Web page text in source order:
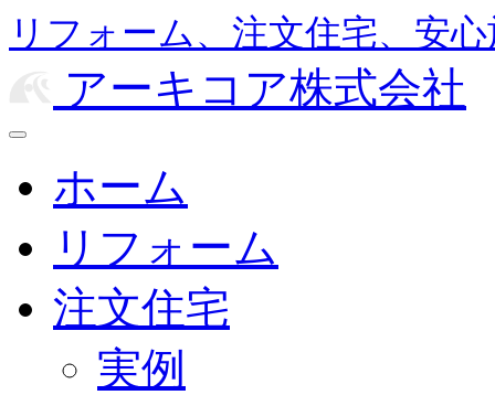
リフォーム、注文住宅、安
アーキコア株式会社
ホーム
リフォーム
注文住宅
実例